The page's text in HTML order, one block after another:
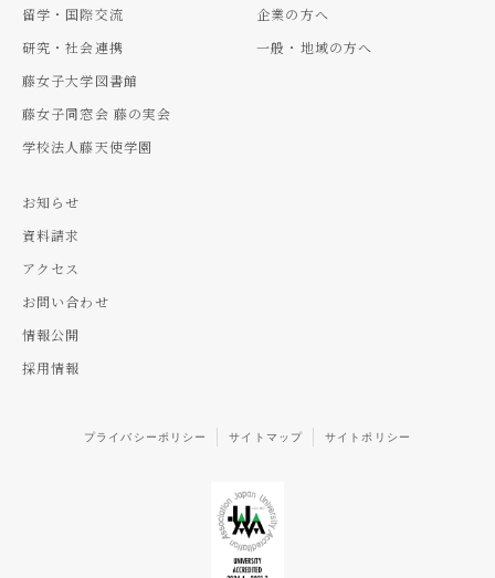
留学・国際交流
研究・社会連携
藤女子大学図書館
藤女子同窓会 藤の実会
学校法人藤天使学園
企業の方へ
一般・地域の方へ
お知らせ
資料請求
アクセス
お問い合わせ
情報公開
採用情報
プライバシーポリシー サイトマップ サイトポリシー